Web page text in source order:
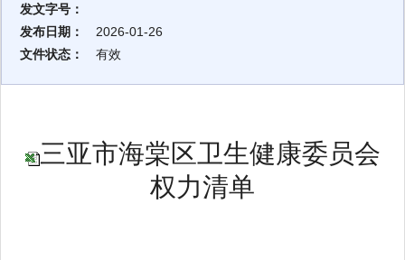
发文字号：
发布日期：
2026-01-26
文件状态：
有效
三亚市海棠区卫生健康委员会
权力清单